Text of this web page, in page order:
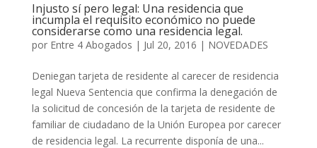
Injusto sí pero legal: Una residencia que
incumpla el requisito económico no puede
considerarse como una residencia legal.
por Entre 4 Abogados | Jul 20, 2016 | NOVEDADES
Deniegan tarjeta de residente al carecer de residencia
legal Nueva Sentencia que confirma la denegación de
la solicitud de concesión de la tarjeta de residente de
familiar de ciudadano de la Unión Europea por carecer
de residencia legal. La recurrente disponía de una...